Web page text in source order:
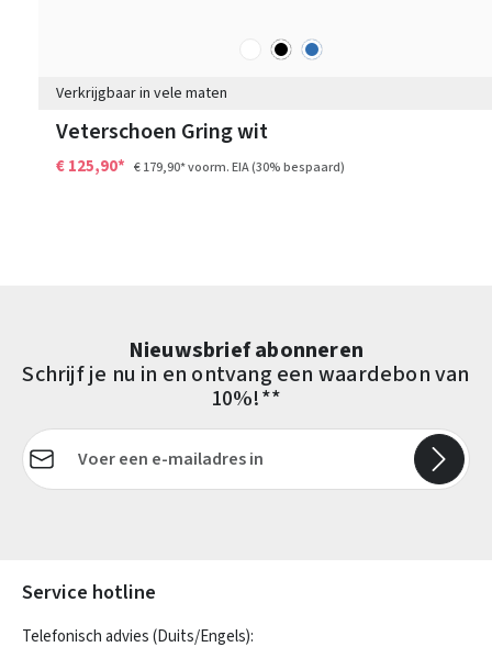
zwartblauw
Verkrijgbaar in vele maten
Veterschoen Gring wit
€ 125,90* € 179,90*voorm. EIA(30% bespaard)
Nieuwsbrief abonneren
Schrijf je nu in en ontvang een waardebon van
10%!**
E-mailadres*
Service hotline
Telefonisch advies (Duits/Engels):